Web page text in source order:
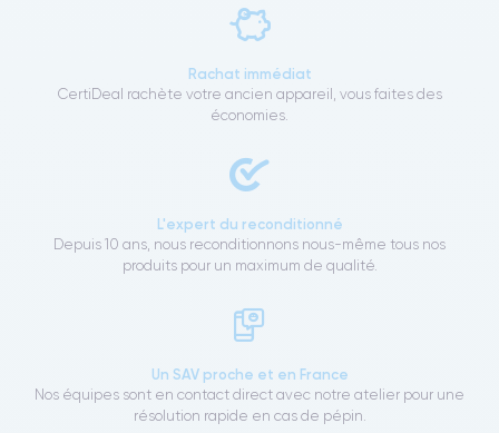
Rachat immédiat
CertiDeal rachète votre ancien appareil, vous faites des
économies.
L'expert du reconditionné
Depuis 10 ans, nous reconditionnons nous-même tous nos
produits pour un maximum de qualité.
Un SAV proche et en France
Nos équipes sont en contact direct avec notre atelier pour une
résolution rapide en cas de pépin.